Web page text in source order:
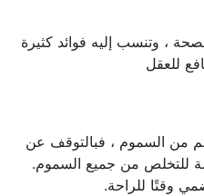
، وتنسب إليه فوائد كثيرة
للعقل
من السموم ، فبالتوقف عن
للتخلص من جميع السموم.
وقتًا للراحة.